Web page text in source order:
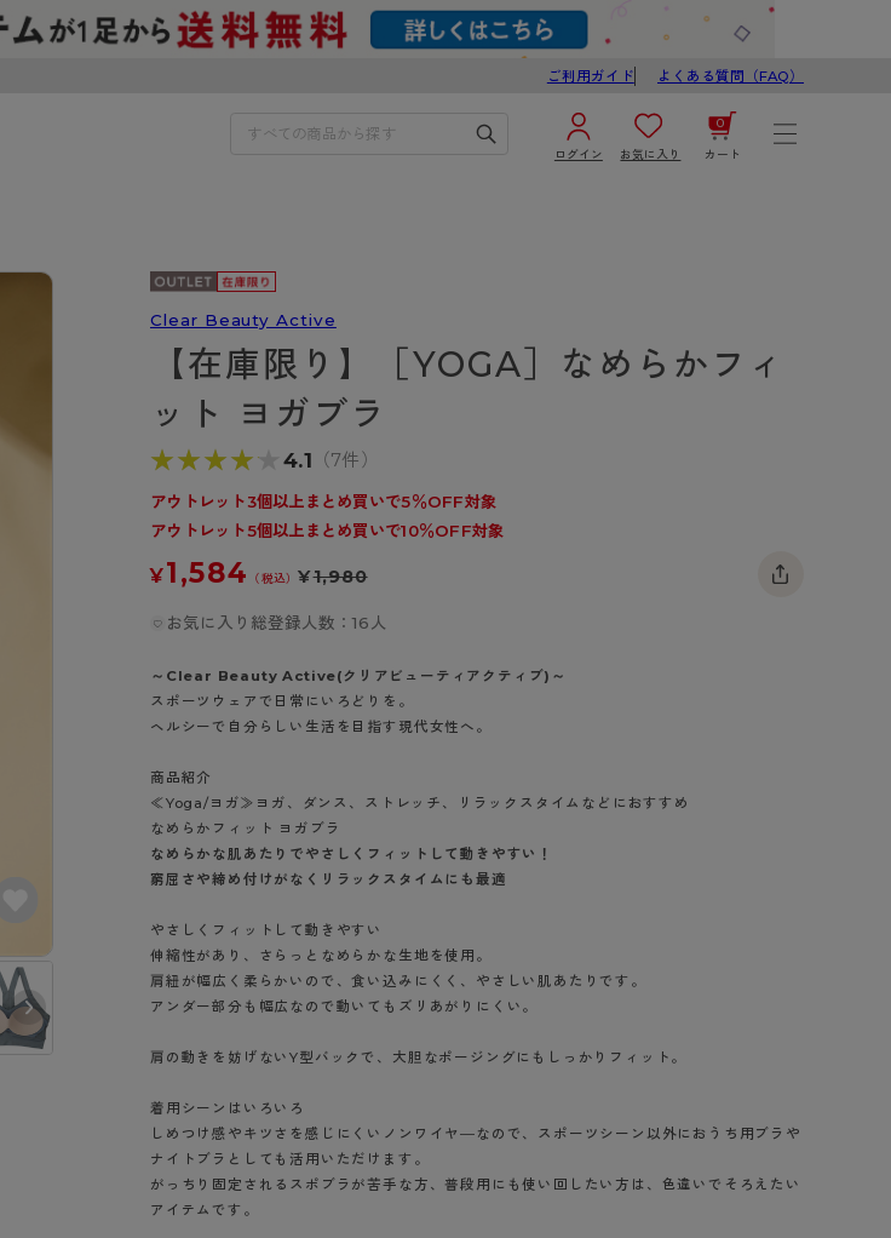
ご利用ガイド よくある質問（FAQ）
アクティブ・スポーツ
- スポーツトップス
ライフスタイルウェア
ルームウェア・パジャマ
クリアビューティアクティブ
CLINICAL
ログイン お気に入り カート
0
商品選びのお手伝い
お悩み別ガードル
ブラジャー特集
私に似合う、ストッキング選び
タイツの選び方
はじめての方へ
サイズ表
お支払い方法について
配送方法について
お問い合わせについて
Clear Beauty Active
【在庫限り】［YOGA］なめらかフィ
ット ヨガブラ
★★★★★
★★★★★ 4.1 （7件）
アウトレット3個以上まとめ買いで5％OFF対象
アウトレット5個以上まとめ買いで10％OFF対象
¥1,584 （税込） ¥1,980
お気に入り総登録人数：16人
～Clear Beauty Active(クリアビューティアクティブ)～
スポーツウェアで日常にいろどりを。
ヘルシーで自分らしい生活を目指す現代女性へ。
商品紹介
≪Yoga/ヨガ≫ヨガ、ダンス、ストレッチ、リラックスタイムなどにおすすめ
なめらかフィット ヨガブラ
なめらかな肌あたりでやさしくフィットして動きやすい！
窮屈さや締め付けがなくリラックスタイムにも最適
やさしくフィットして動きやすい
伸縮性があり、さらっとなめらかな生地を使用。
肩紐が幅広く柔らかいので、食い込みにくく、やさしい肌あたりです。
アンダー部分も幅広なので動いてもズリあがりにくい。
肩の動きを妨げないY型バックで、大胆なポージングにもしっかりフィット。
着用シーンはいろいろ
しめつけ感やキツさを感じにくいノンワイヤ―なので、スポーツシーン以外におうち用ブラや
ナイトブラとしても活用いただけます。
がっちり固定されるスポブラが苦手な方、普段用にも使い回したい方は、色違いでそろえたい
アイテムです。